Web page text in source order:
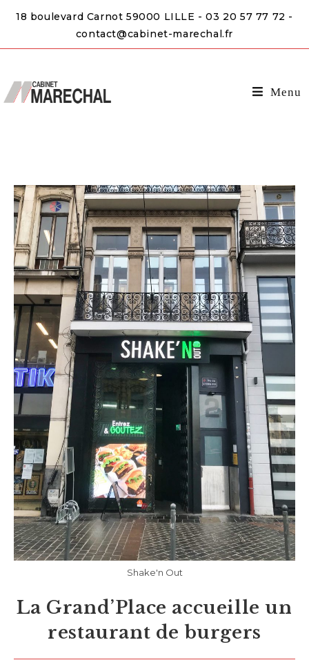
18 boulevard Carnot 59000 LILLE - 03 20 57 77 72 -
contact@cabinet-marechal.fr
Menu
Shake'n Out
La Grand’Place accueille un
restaurant de burgers